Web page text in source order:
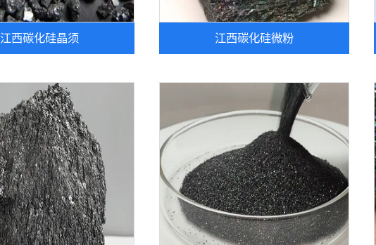
江西碳化硅晶须 江西碳化硅微粉